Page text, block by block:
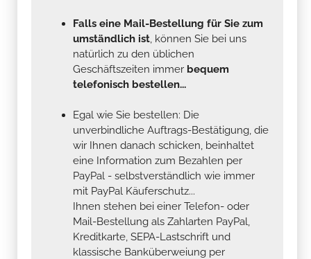
Falls eine Mail-Bestellung für Sie zum
umständlich ist, können Sie bei uns
natürlich zu den üblichen
Geschäftszeiten immer bequem
telefonisch bestellen...
Egal wie Sie bestellen: Die
unverbindliche Auftrags-Bestätigung, die
wir Ihnen danach schicken, beinhaltet
eine Information zum Bezahlen per
PayPal - selbstverständlich wie immer
mit PayPal Käuferschutz...
Ihnen stehen bei einer Telefon- oder
Mail-Bestellung als Zahlarten PayPal,
Kreditkarte, SEPA-Lastschrift und
klassische Banküberweiung per